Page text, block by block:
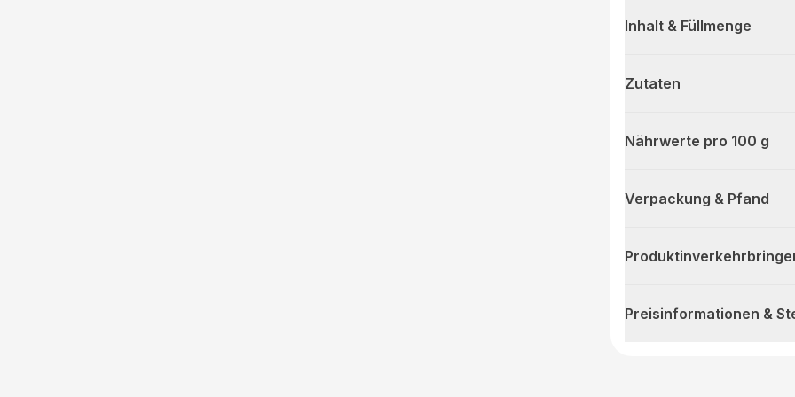
Inhalt & Füllmenge
Zutaten
Nährwerte pro 100 g
Verpackung & Pfand
Preisinformationen &